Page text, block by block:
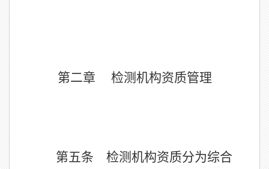
第二章 检测机构资质管理
第五条 检测机构资质分为综合